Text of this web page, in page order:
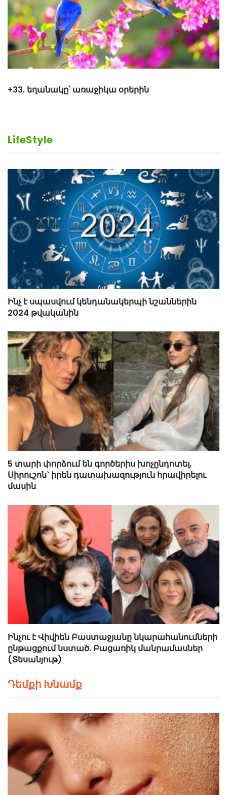
LifeStyle
Ինչ է սպասվում կենդանակերպի նշաններին
2024 թվականին
5 տարի փորձում են գործերիս խոչընդոտել.
Սիրուշոն` իրեն դատախազություն հրավիրելու
մասին
Ինչու է Վիվիեն Բաստաջյանը նկարահանումների
ընթացքում նստած. Բացառիկ մանրամասներ
(Տեսանյութ)
Դեմքի Խնամք